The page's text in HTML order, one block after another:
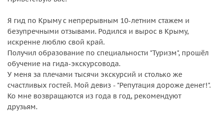
Я гид по Крыму с непрерывным 10-летним стажем и
безупречными отзывами. Родился и вырос в Крыму,
искренне люблю свой край.
‌Получил образование по специальности "Туризм", прошёл
обучение на гида-экскурсовода.
‌У меня за плечами тысячи экскурсий и столько же
счастливых гостей. Мой девиз - "Репутация дороже денег!".
Ко мне возвращаются из года в год, рекомендуют
друзьям.